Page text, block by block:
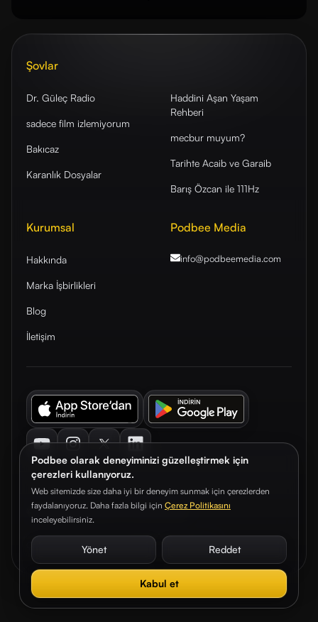
Podbee olarak deneyiminizi güzelleştirmek için
çerezleri kullanıyoruz.
Web sitemizde size daha iyi bir deneyim sunmak için çerezlerden
faydalanıyoruz. Daha fazla bilgi için Çerez Politikasını
inceleyebilirsiniz.
Yönet Reddet
Kabul et
Şovlar
Dr. Güleç Radio
sadece film izlemiyorum
Bakıcaz
Karanlık Dosyalar
Haddini Aşan Yaşam
Rehberi
mecbur muyum?
Tarihte Acaib ve Garaib
Barış Özcan ile 111Hz
Kurumsal
Hakkında
Marka İşbirlikleri
Blog
İletişim
Podbee Media
info@podbeemedia.com
© 2026. Podbee Media. Tüm hakları saklıdır.
Çerez TercihleriAydınlatma Metni Gizlilik Sözleşmesi